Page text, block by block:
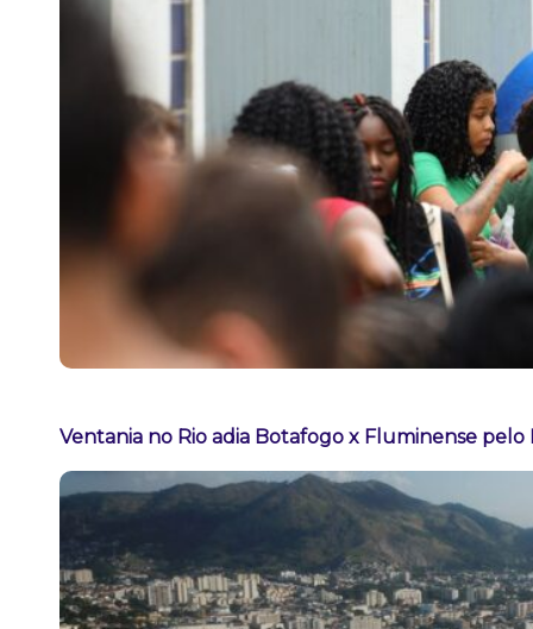
Ventania no Rio adia Botafogo x Fluminense pelo